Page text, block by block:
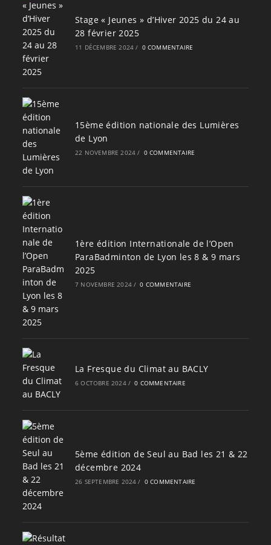
Stage « Jeunes » d’Hiver 2025 du 24 au
28 février 2025
11 DÉCEMBRE 2024 / 0 COMMENTAIRE
15ème édition nationale des Lumières
de Lyon
22 NOVEMBRE 2024 / 0 COMMENTAIRE
1ère édition Internationale de l’Open
ParaBadminton de Lyon les 8 & 9 mars
2025
7 NOVEMBRE 2024 / 0 COMMENTAIRE
La Fresque du Climat au BACLY
6 OCTOBRE 2024 / 0 COMMENTAIRE
5ème édition de Seul au Bad les 21 & 22
décembre 2024
26 SEPTEMBRE 2024 / 0 COMMENTAIRE